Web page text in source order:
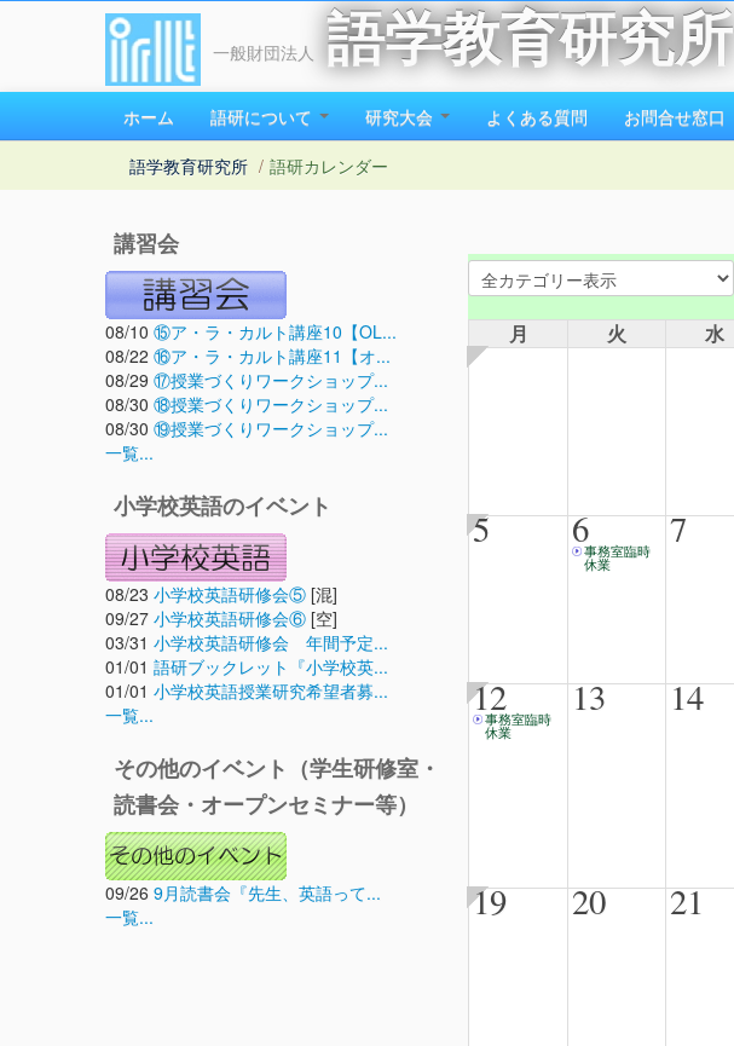
一般財団法人 語学教育研究所
ホーム 語研について 研究大会 よくある質問 お問合せ窓口
語学教育研究所 / 語研カレンダー
講習会
08/10 ⑮ア・ラ・カルト講座10【OL...
08/22 ⑯ア・ラ・カルト講座11【オ...
08/29 ⑰授業づくりワークショップ...
08/30 ⑱授業づくりワークショップ...
08/30 ⑲授業づくりワークショップ...
一覧...
小学校英語のイベント
08/23 小学校英語研修会⑤ [混]
09/27 小学校英語研修会⑥ [空]
03/31 小学校英語研修会 年間予定...
01/01 語研ブックレット『小学校英...
01/01 小学校英語授業研究希望者募...
一覧...
その他のイベント（学生研修室・
読書会・オープンセミナー等）
09/26 9月読書会『先生、英語って...
一覧...
月 火 水
5 6事務室臨時
休業
7
12
事務室臨時
休業
13 14
19 20 21